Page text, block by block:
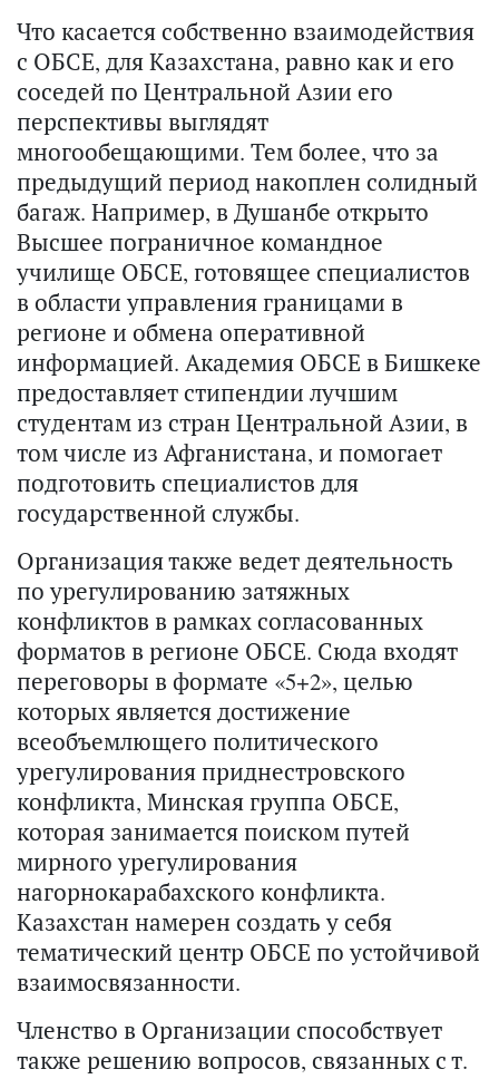
Что касается собственно взаимодействия
с ОБСЕ, для Казахстана, равно как и его
соседей по Центральной Азии его
перспективы выглядят
многообещающими. Тем более, что за
предыдущий период накоплен солидный
багаж. Например, в Душанбе открыто
Высшее пограничное командное
училище ОБСЕ, готовящее специалистов
в области управления границами в
регионе и обмена оперативной
информацией. Академия ОБСЕ в Бишкеке
предоставляет стипендии лучшим
студентам из стран Центральной Азии, в
том числе из Афганистана, и помогает
подготовить специалистов для
государственной службы.
Организация также ведет деятельность
по урегулированию затяжных
конфликтов в рамках согласованных
форматов в регионе ОБСЕ. Сюда входят
переговоры в формате «5+2», целью
которых является достижение
всеобъемлющего политического
урегулирования приднестровского
конфликта, Минская группа ОБСЕ,
которая занимается поиском путей
мирного урегулирования
нагорнокарабахского конфликта.
Казахстан намерен создать у себя
тематический центр ОБСЕ по устойчивой
взаимосвязанности.
Членство в Организации способствует
также решению вопросов, связанных с т.